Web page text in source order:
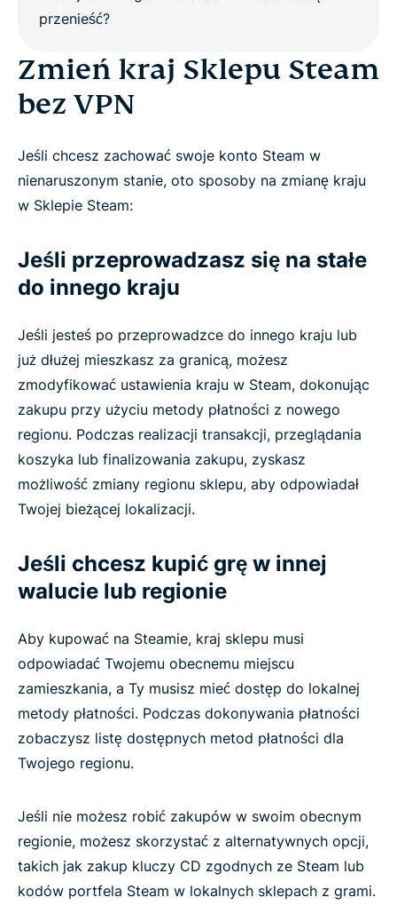
Zmień kraj Sklepu Steam
bez VPN
Jeśli chcesz zachować swoje konto Steam w
nienaruszonym stanie, oto sposoby na zmianę kraju
w Sklepie Steam:
Jeśli przeprowadzasz się na stałe
do innego kraju
Jeśli jesteś po przeprowadzce do innego kraju lub
już dłużej mieszkasz za granicą, możesz
zmodyfikować ustawienia kraju w Steam, dokonując
zakupu przy użyciu metody płatności z nowego
regionu. Podczas realizacji transakcji, przeglądania
koszyka lub finalizowania zakupu, zyskasz
możliwość zmiany regionu sklepu, aby odpowiadał
Twojej bieżącej lokalizacji.
Jeśli chcesz kupić grę w innej
walucie lub regionie
Aby kupować na Steamie, kraj sklepu musi
odpowiadać Twojemu obecnemu miejscu
zamieszkania, a Ty musisz mieć dostęp do lokalnej
metody płatności. Podczas dokonywania płatności
zobaczysz listę dostępnych metod płatności dla
Twojego regionu.
Jeśli nie możesz robić zakupów w swoim obecnym
regionie, możesz skorzystać z alternatywnych opcji,
takich jak zakup kluczy CD zgodnych ze Steam lub
kodów portfela Steam w lokalnych sklepach z grami.